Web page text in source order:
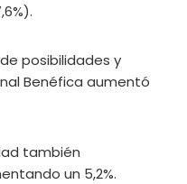
posibilidades y
Benéfica aumentó
también
un 5,2%.